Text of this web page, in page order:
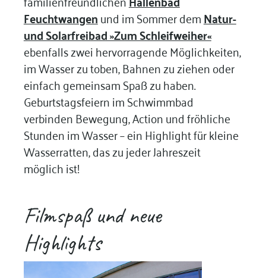
Feuchtwangenund im Sommer demNatur-
und Solarfreibad »Zum Schleifweiher«
ebenfalls zwei hervorragende Möglichkeiten,
im Wasser zu toben, Bahnen zu ziehen oder
einfach gemeinsam Spaß zu haben.
Geburtstagsfeiern im Schwimmbad
verbinden Bewegung, Action und fröhliche
Stunden im Wasser – ein Highlight für kleine
Wasserratten, das zu jeder Jahreszeit
möglich ist!
Filmspaß und neue
Highlights